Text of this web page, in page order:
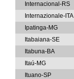
Internacional-RS
Internazionale-ITA
Ipatinga-MG
Itabaiana-SE
Itabuna-BA
Itaú-MG
Ituano-SP